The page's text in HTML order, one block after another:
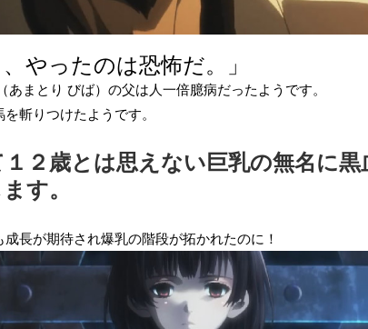
、やったのは恐怖だ。」
あまとり びば）の父は人一倍臆病だったようです。
斬りつけたようです。
２歳とは思えない巨乳の無名に黒
す。
成長が期待され爆乳の階段が拓かれたのに！